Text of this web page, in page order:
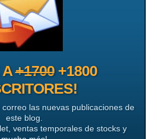
A+1700+1800
correo las nuevas publicaciones de
este blog.
ventas temporales de stocks y